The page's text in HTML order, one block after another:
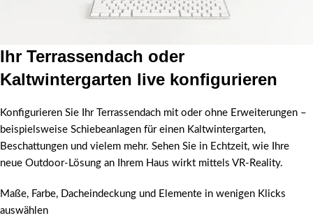
Ihr Terrassendach oder
Kaltwintergarten live konfigurieren
Konfigurieren Sie Ihr Terrassendach mit oder ohne Erweiterungen –
beispielsweise Schiebeanlagen für einen Kaltwintergarten,
Beschattungen und vielem mehr. Sehen Sie in Echtzeit, wie Ihre
neue Outdoor-Lösung an Ihrem Haus wirkt mittels VR-Reality.
Maße, Farbe, Dacheindeckung und Elemente in wenigen Klicks
auswählen